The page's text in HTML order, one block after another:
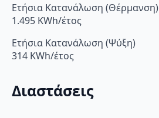
Ετήσια Κατανάλωση (Θέρμανση)
1.495 KWh/έτος
Ετήσια Κατανάλωση (Ψύξη)
314 KWh/έτος
Διαστάσεις